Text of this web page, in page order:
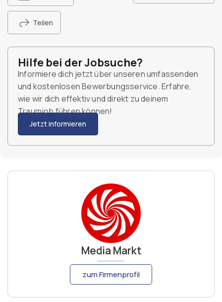
Teilen
Hilfe bei der Jobsuche?
Informiere dich jetzt über unseren umfassenden
und kostenlosen Bewerbungsservice. Erfahre,
wie wir dich effektiv und direkt zu deinem
Traumjob führen können!
Jetzt informieren
Media Markt
zum Firmenprofil